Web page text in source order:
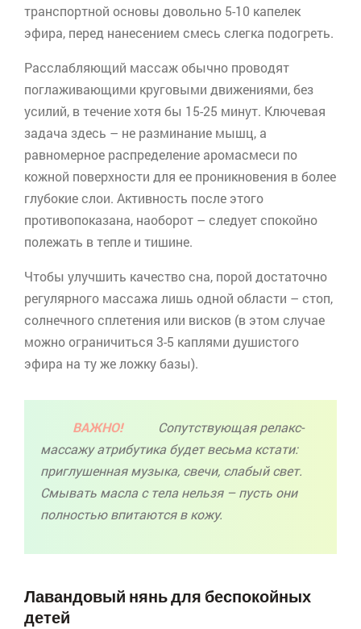
транспортной основы довольно 5-10 капелек
эфира, перед нанесением смесь слегка подогреть.
Расслабляющий массаж обычно проводят
поглаживающими круговыми движениями, без
усилий, в течение хотя бы 15-25 минут. Ключевая
задача здесь – не разминание мышц, а
равномерное распределение аромасмеси по
кожной поверхности для ее проникновения в более
глубокие слои. Активность после этого
противопоказана, наоборот – следует спокойно
полежать в тепле и тишине.
Чтобы улучшить качество сна, порой достаточно
регулярного массажа лишь одной области – стоп,
солнечного сплетения или висков (в этом случае
можно ограничиться 3-5 каплями душистого
эфира на ту же ложку базы).
ВАЖНО! Сопутствующаярелакс-
массажу атрибутика будет весьма кстати:
приглушенная музыка, свечи, слабый свет.
Смывать масла с тела нельзя – пусть они
полностью впитаются в кожу.
Лавандовый нянь для беспокойных
детей